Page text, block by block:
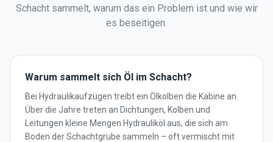
Schacht sammelt, warum das ein Problem ist und wie wir
es beseitigen.
Warum sammelt sich Öl im Schacht?
Bei Hydraulikaufzügen treibt ein Ölkolben die Kabine an.
Über die Jahre treten an Dichtungen, Kolben und
Leitungen kleine Mengen Hydrauliköl aus, die sich am
Boden der Schachtgrube sammeln – oft vermischt mit